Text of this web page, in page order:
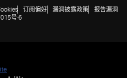
订阅偏好 漏洞披露政策
报告漏洞
号-6